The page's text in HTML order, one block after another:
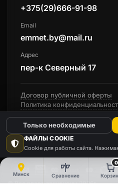
Минск Сравнение
0
+375(29)666-91-98
Email
emmet.by@mail.ru
Адрес
пер-к Северный 17
Договор публичной оферты
Политика
© Все права защищены 2026г.
ФАЙЛЫ COOKIE
Cookie для работы сайта.
Только необходимые